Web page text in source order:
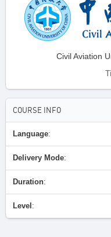
Civil Aviation
COURSE INFO
Language:
Delivery Mode:
Duration:
Level :